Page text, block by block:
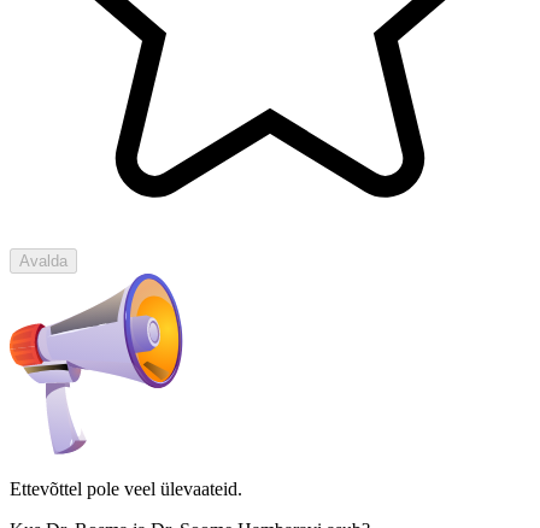
Avalda
Ettevõttel pole veel ülevaateid.